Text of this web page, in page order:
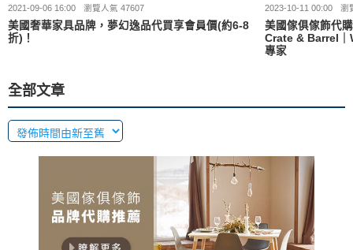
美國奢華家具品牌，夢幻逸品代買享會員價(約6-8
折)！
2021-09-06 16:00 瀏覽人氣 47607
美國傢俱傢飾代
Crate & Barrel｜
專家
2023-10-11 00:00 瀏
全部文章